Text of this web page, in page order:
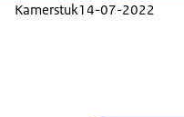
Kamerstuk14-07-2022